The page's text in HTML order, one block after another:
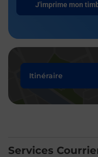
J'imprime mon
Itinéraire
Services